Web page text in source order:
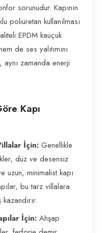
sorunudur. Kapının
poliüretan kullanılması
EPDM kauçuk
de ses yalıtımını
aynı zamanda enerji
Kapı
İçin: Genellikle
düz ve desensiz
uzun, minimalist kapı
bu tarz villalara
İçin: Ahşap